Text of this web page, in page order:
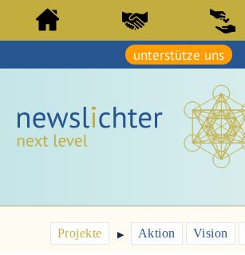
m
n
l
t
s
g
unterstütze uns
Projekte ▶︎ Aktion Vision